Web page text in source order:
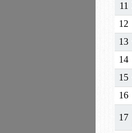
11
12
13
14
15
16
17